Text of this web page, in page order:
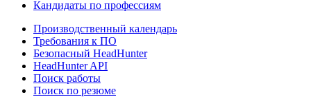
Кандидаты по профессиям
Производственный календарь
Требования к ПО
Безопасный HeadHunter
HeadHunter API
Поиск работы
Поиск по резюме